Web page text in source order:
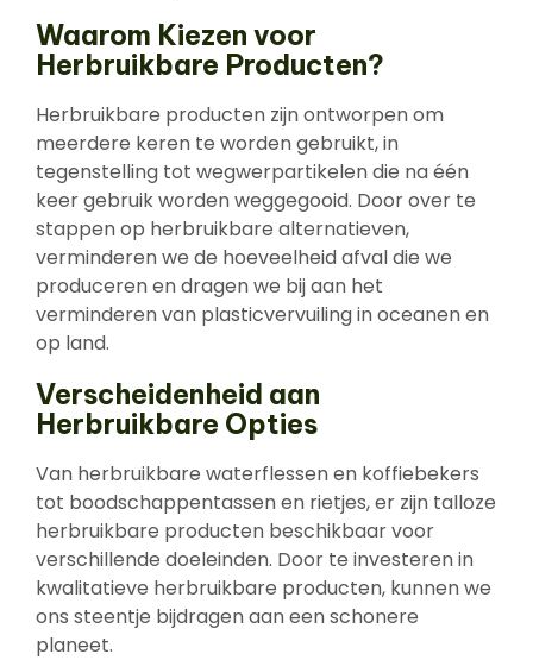
Waarom Kiezen voor
Herbruikbare Producten?
Herbruikbare producten zijn ontworpen om
meerdere keren te worden gebruikt, in
tegenstelling tot wegwerpartikelen die na één
keer gebruik worden weggegooid. Door over te
stappen op herbruikbare alternatieven,
verminderen we de hoeveelheid afval die we
produceren en dragen we bij aan het
verminderen van plasticvervuiling in oceanen en
op land.
Verscheidenheid aan
Herbruikbare Opties
Van herbruikbare waterflessen en koffiebekers
tot boodschappentassen en rietjes, er zijn talloze
herbruikbare producten beschikbaar voor
verschillende doeleinden. Door te investeren in
kwalitatieve herbruikbare producten, kunnen we
ons steentje bijdragen aan een schonere
planeet.